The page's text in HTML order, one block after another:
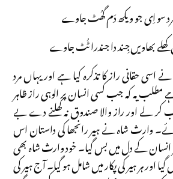
مرد سو اِی جو ویکھ دَم گھُٹ جاوے
بھاویں جِند دا جندرا ٹُٹ جاوے
حقانی راز کا تذکرہ کیا ہے اور یہاں مرد
مطلب یہ کہ جب کسی انسان پر الوہی راز ظاہر
کر لے اور راز والا صندوق نہ کھلنے دے بے
وارث شاہ نے ہیر رانجھا کی داستان اس
انسان کے دل میں بس گیا۔ خود وارث شاہ بھی
اور ہر ہیر کی پکار میں شامل ہو گیا۔ آج ہیر کی